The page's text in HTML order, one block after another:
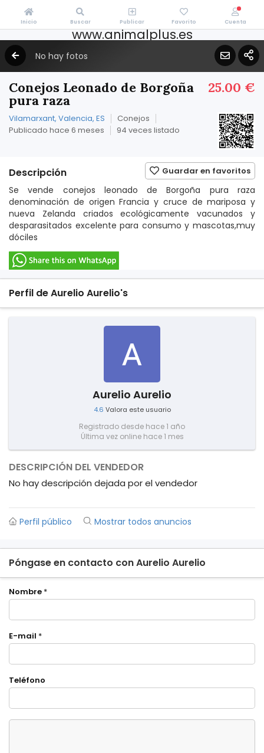
www.animalplus.es
No hay fotos
25.00 €
Conejos Leonado de Borgoña
pura raza
Vilamarxant, Valencia, ES
Conejos
Publicado hace 6 meses
94 veces listado
Guardar en favoritos
Descripción
Se vende conejos leonado de Borgoña pura raza
denominación de origen Francia y cruce de mariposa y
nueva Zelanda criados ecológicamente vacunados y
desparasitados excelente para consumo y mascotas,muy
dóciles
Perfil de Aurelio Aurelio's
Aurelio Aurelio
4.6 Valora este usuario
Registrado desde hace 1 año
Última vez online hace 1 mes
DESCRIPCIÓN DEL VENDEDOR
No hay descripción dejada por el vendedor
Perfil público Mostrar todos anuncios
Póngase en contacto con Aurelio Aurelio
Nombre *
E-mail *
Teléfono
Inicio Buscar Publicar Favorito Cuenta